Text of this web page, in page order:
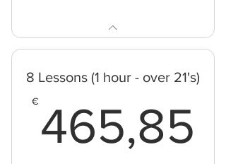
8 Lessons (1 hour - over 21's)
€ 465,85